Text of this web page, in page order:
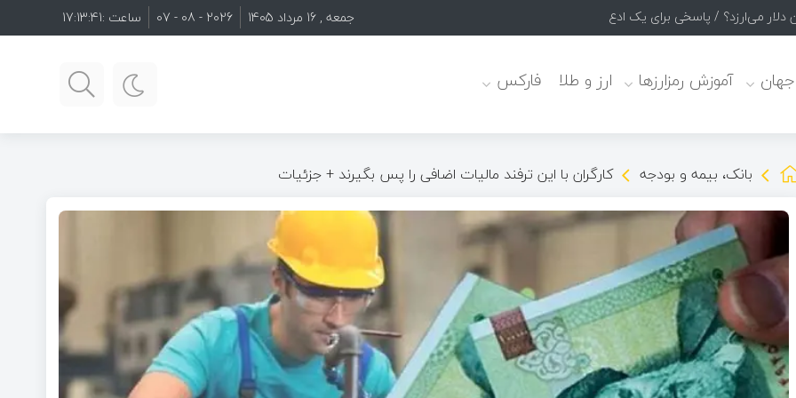
جمعه , 16 مرداد 1405 2026 - 08 - 07 ساعت :17:13:43
جهان آموزش رمزارزها ارز و طلا فارکس
بانک، بیمه و بودجه کارگران با این ترفند مالیات اضافی را پس بگیرند + جزئیات